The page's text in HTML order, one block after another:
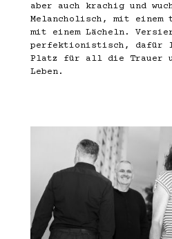
aber auch krachig und
Melancholisch, mit einem
mit einem Lächeln.
perfektionistisch, dafür
Platz für all die Trauer
Leben.